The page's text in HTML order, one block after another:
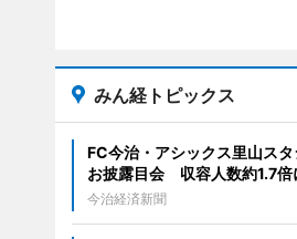
みん経トピックス
FC今治・アシックス里山ス
お披露目会 収容人数約1.7倍
今治経済新聞